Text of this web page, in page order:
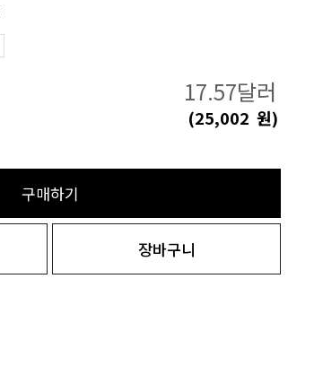
17.57달러
(25,002 원)
구매하기
장바구니